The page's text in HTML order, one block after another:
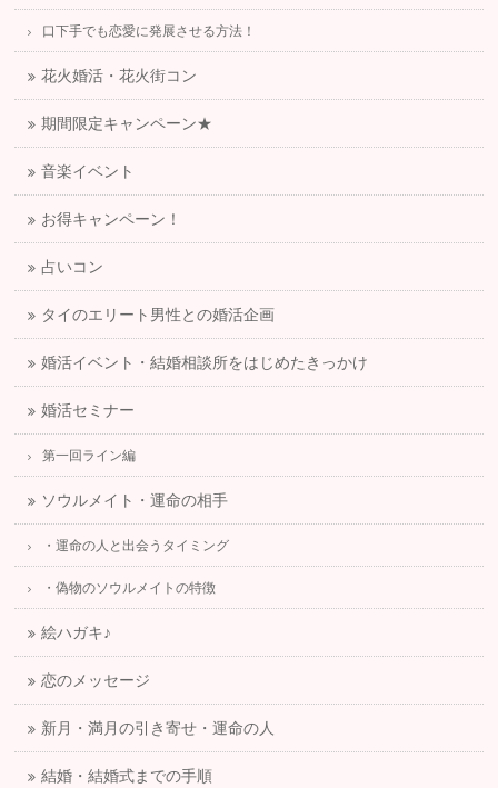
口下手でも恋愛に発展させる方法！
花火婚活・花火街コン
期間限定キャンペーン★
音楽イベント
お得キャンペーン！
占いコン
タイのエリート男性との婚活企画
婚活イベント・結婚相談所をはじめたきっかけ
婚活セミナー
第一回ライン編
ソウルメイト・運命の相手
・運命の人と出会うタイミング
・偽物のソウルメイトの特徴
絵ハガキ♪
恋のメッセージ
新月・満月の引き寄せ・運命の人
結婚・結婚式までの手順